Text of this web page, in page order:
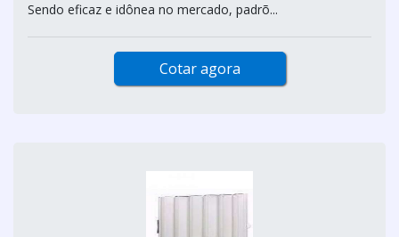
Sendo eficaz e idônea no mercado, padrõ...
Cotar agora